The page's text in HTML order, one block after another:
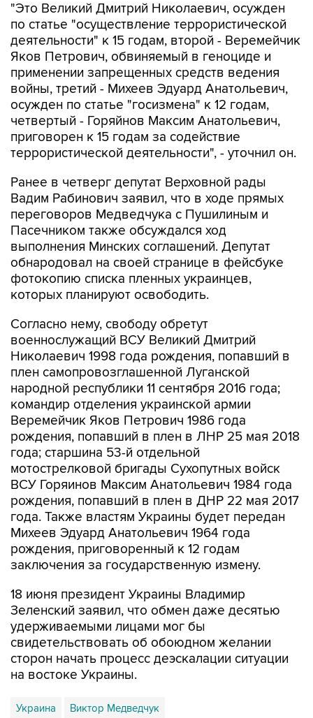
"Это Великий Дмитрий Николаевич, осужден
по статье "осуществление террористической
деятельности" к 15 годам, второй - Веремейчик
Яков Петрович, обвиняемый в геноциде и
применении запрещенных средств ведения
войны, третий - Михеев Эдуард Анатольевич,
осужден по статье "госизмена" к 12 годам,
четвертый - Горяйнов Максим Анатольевич,
приговорен к 15 годам за содействие
террористической деятельности", - уточнил он.
Ранее в четверг депутат Верховной рады
Вадим Рабинович заявил, что в ходе прямых
переговоров Медведчука с Пушилиным и
Пасечником также обсуждался ход
выполнения Минских соглашений. Депутат
обнародовал на своей странице в фейсбуке
фотокопию списка пленных украинцев,
которых планируют освободить.
Согласно нему, свободу обретут
военнослужащий ВСУ Великий Дмитрий
Николаевич 1998 года рождения, попавший в
плен самопровозглашенной Луганской
народной республики 11 сентября 2016 года;
командир отделения украинской армии
Веремейчик Яков Петрович 1986 года
рождения, попавший в плен в ЛНР 25 мая 2018
года; старшина 53-й отдельной
мотострелковой бригады Сухопутных войск
ВСУ Горяинов Максим Анатольевич 1984 года
рождения, попавший в плен в ДНР 22 мая 2017
года. Также властям Украины будет передан
Михеев Эдуард Анатольевич 1964 года
рождения, приговоренный к 12 годам
заключения за государственную измену.
18 июня президент Украины Владимир
Зеленский заявил, что обмен даже десятью
удерживаемыми лицами мог бы
свидетельствовать об обоюдном желании
сторон начать процесс деэскалации ситуации
на востоке Украины.
Украина Виктор Медведчук